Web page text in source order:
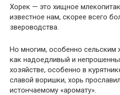
Хорек — это хищное
известное нам, скорее всего
звероводства.
Но многим, особенно сельским
как надоедливый и
хозяйстве, особенно в
славой воришки, хорь
истончаемому «аромату».